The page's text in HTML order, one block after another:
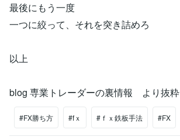
最後にもう一度
一つに絞って、それを突き詰めろ
以上
blog 専業トレーダーの裏情報 より抜粋
#FX勝ち方 #fｘ #ｆｘ鉄板手法 #FX